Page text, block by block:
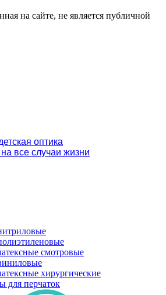
на сайте, не является публичной
оптика
все случаи жизни
смотровые
хирургические
для перчаток